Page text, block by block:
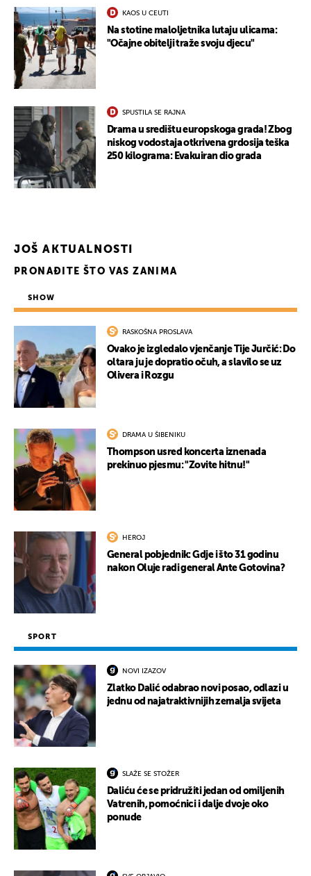
KAOS U CEUTI
Na stotine maloljetnika lutaju ulicama:
"Očajne obitelji traže svoju djecu"
SPUSTILA SE RAJNA
Drama u središtu europskoga grada! Zbog
niskog vodostaja otkrivena grdosija teška
250 kilograma: Evakuiran dio grada
JOŠ AKTUALNOSTI
PRONAĐITE ŠTO VAS ZANIMA
SHOW
RASKOŠNA PROSLAVA
Ovako je izgledalo vjenčanje Tije Jurčić: Do
oltara ju je dopratio očuh, a slavilo se uz
Olivera i Rozgu
DRAMA U ŠIBENIKU
Thompson usred koncerta iznenada
prekinuo pjesmu: "Zovite hitnu!"
HEROJ
General pobjednik: Gdje i što 31 godinu
nakon Oluje radi general Ante Gotovina?
SPORT
NOVI IZAZOV
Zlatko Dalić odabrao novi posao, odlazi u
jednu od najatraktivnijih zemalja svijeta
SLAŽE SE STOŽER
Daliću će se pridružiti jedan od omiljenih
Vatrenih, pomoćnici i dalje dvoje oko
ponude